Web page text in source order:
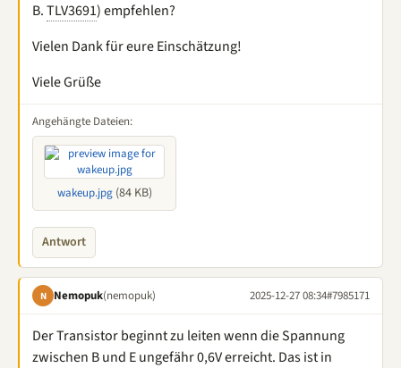
B.TLV3691) empfehlen?
Vielen Dank für eure Einschätzung!
Viele Grüße
Angehängte Dateien:
wakeup.jpg(84 KB)
Antwort
N Nemopuk(nemopuk) 2025-12-27 08:34#7985171
Der Transistor beginnt zu leiten wenn die Spannung
zwischen B und E ungefähr 0,6V erreicht. Das ist in